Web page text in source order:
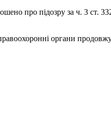
про підозру за ч. 3 ст.
органи